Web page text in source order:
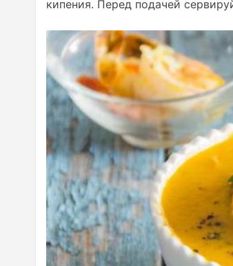
кипения. Перед подачей